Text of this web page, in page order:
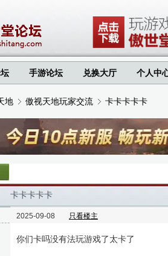
手游论坛 兑换大厅 个人中
地
›
傲视天地玩家交流
›
卡卡卡卡卡
卡卡卡卡卡
2025-09-08 只看楼主
你们卡吗没有法玩游戏了太卡了